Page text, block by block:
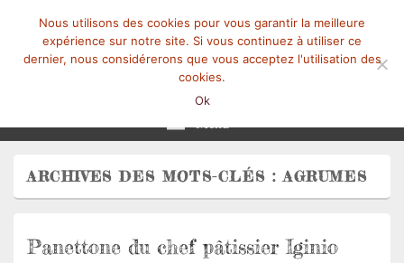
ARCHIVES DES MOTS-CLÉS :AGRUMES
Panettone du chef pâtissier Iginio
Nous utilisons des cookies pour vous garantir la meilleure
expérience sur notre site. Si vous continuez à utiliser ce
dernier, nous considérerons que vous acceptez l'utilisation des
cookies.
Ok